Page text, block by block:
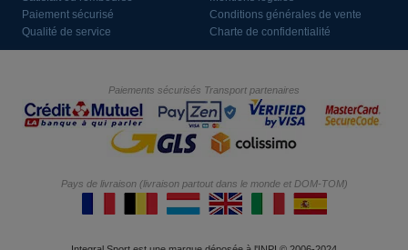
Paiement sécurisé
Qualité de service
Conditions générales de vente
Charte de confidentialité
Paiements sécurisés Transport partenaires
Pays de livraison (livraison partout dans le monde et DOM-TOM)